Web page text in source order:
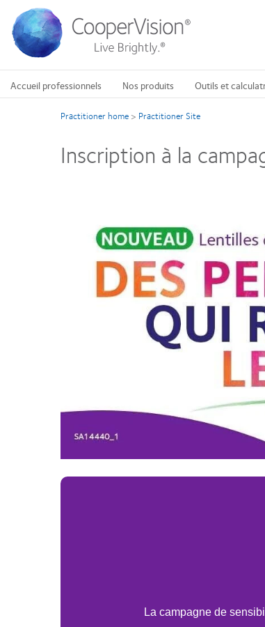
contenu
principal
Accueil professionnels Nos produits Outils et
Practitioner home > Practitioner Site
Inscription à la
La campagne de